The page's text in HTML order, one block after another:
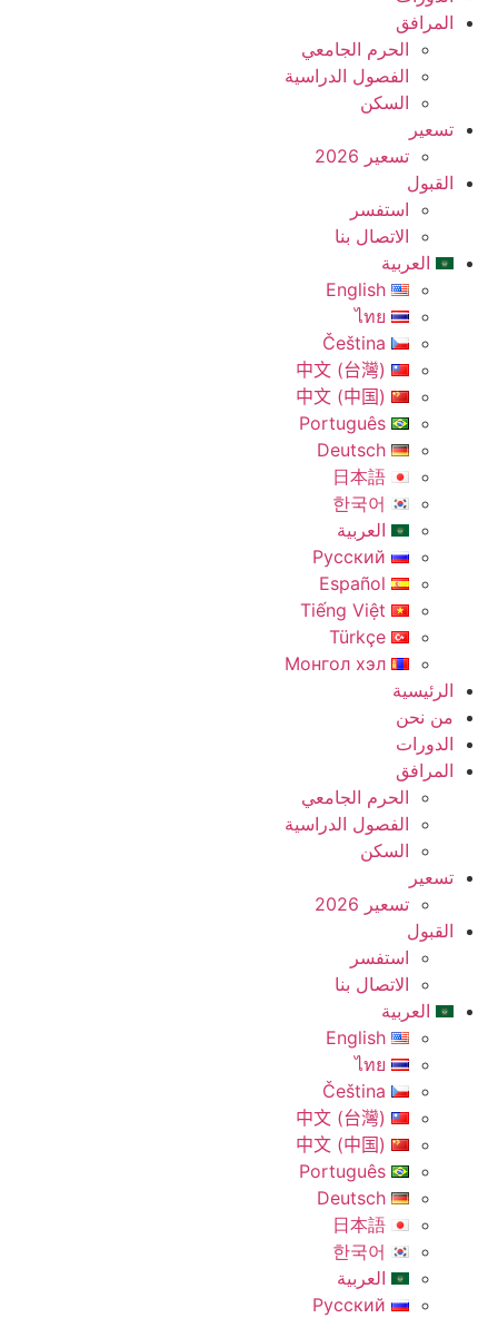
المرافق
الحرم الجامعي
الفصول الدراسية
السكن
تسعير
تسعير 2026
القبول
استفسر
الاتصال بنا
العربية
English
ไทย
Čeština
中文 (台灣)
中文 (中国)
Português
Deutsch
日本語
한국어
العربية
Русский
Español
Tiếng Việt
Türkçe
Монгол хэл
الرئيسية
من نحن
الدورات
المرافق
الحرم الجامعي
الفصول الدراسية
السكن
تسعير
تسعير 2026
القبول
استفسر
الاتصال بنا
العربية
English
ไทย
Čeština
中文 (台灣)
中文 (中国)
Português
Deutsch
日本語
한국어
العربية
Русский